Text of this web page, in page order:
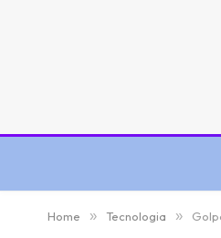
Home » Tecnologia »